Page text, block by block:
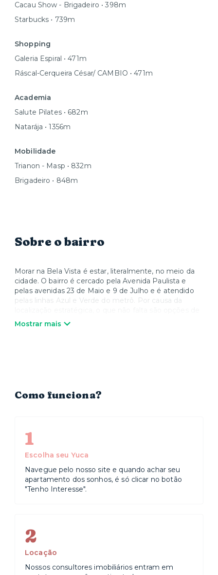
Cacau Show - Brigadeiro • 398m
Starbucks • 739m
Shopping
Galeria Espiral • 471m
Ráscal-Cerqueira César/ CAMBIO • 471m
Academia
Salute Pilates • 682m
Natarája • 1356m
Mobilidade
Trianon - Masp • 832m
Brigadeiro • 848m
Sobre o bairro
Morar na Bela Vista é estar, literalmente, no meio da
cidade. O bairro é cercado pela Avenida Paulista e
pelas avenidas 23 de Maio e 9 de Julho e é atendido
pelas linhas Azul e Verde do metrô. Por causa da
lazer – de parques shoppings como o Frei Caneca e o
Mostrar mais
Como funciona?
1
Escolha seu Yuca
Navegue pelo nosso site e quando achar seu
apartamento dos sonhos, é só clicar no botão
"Tenho Interesse".
2
Locação
Nossos consultores imobiliários entram em